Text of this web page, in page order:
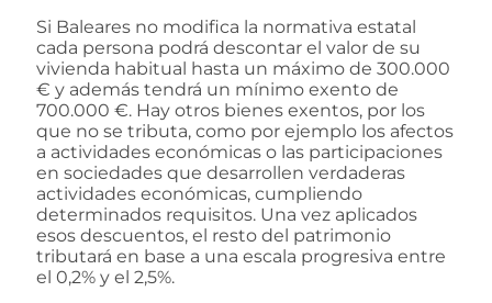
Si Baleares no modifica la normativa estatal
cada persona podrá descontar el valor de su
vivienda habitual hasta un máximo de 300.000
€ y además tendrá un mínimo exento de
700.000 €. Hay otros bienes exentos, por los
que no se tributa, como por ejemplo los afectos
a actividades económicas o las participaciones
en sociedades que desarrollen verdaderas
actividades económicas, cumpliendo
determinados requisitos. Una vez aplicados
esos descuentos, el resto del patrimonio
tributará en base a una escala progresiva entre
el 0,2% y el 2,5%.